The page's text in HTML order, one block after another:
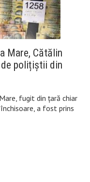
Mare, Cătălin
de polițiștii din
fugit din țară chiar
a fost prins